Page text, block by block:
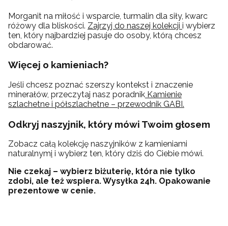
Morganit na miłość i wsparcie, turmalin dla siły, kwarc
różowy dla bliskości. Zajrzyj do naszej kolekcji i wybierz
ten, który najbardziej pasuje do osoby, którą chcesz
obdarować.
Więcej o kamieniach?
Jeśli chcesz poznać szerszy kontekst i znaczenie
minerałów, przeczytaj nasz poradnik Kamienie
szlachetne i półszlachetne – przewodnik GABI.
Odkryj naszyjnik, który mówi Twoim głosem
Zobacz całą kolekcję naszyjników z kamieniami
naturalnymi i wybierz ten, który dziś do Ciebie mówi.
Nie czekaj – wybierz biżuterię, która nie tylko
zdobi, ale też wspiera. Wysyłka 24h. Opakowanie
prezentowe w cenie.